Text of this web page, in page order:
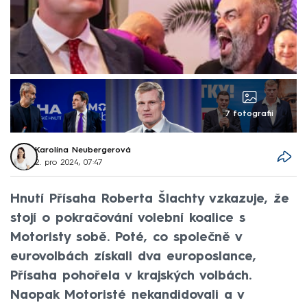
7 fotografií
Karolína Neubergerová
2. pro 2024, 07:47
Hnutí Přísaha Roberta Šlachty vzkazuje, že
stojí o pokračování volební koalice s
Motoristy sobě. Poté, co společně v
eurovolbách získali dva europoslance,
Přísaha pohořela v krajských volbách.
Naopak Motoristé nekandidovali a v